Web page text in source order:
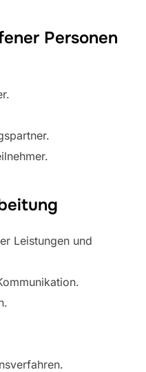
Personen
Leistungen und